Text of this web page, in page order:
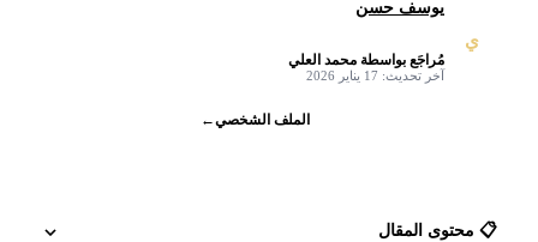
ي
يوسف حسن
مُراجَع بواسطة محمد العلي
آخر تحديث: 17 يناير 2026
الملف الشخصي←
📋 محتوى المقال